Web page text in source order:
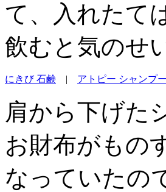
て、入れたて
飲むと気のせ
にきび 石鹸 | アトピー シャンプー
肩から下げた
お財布がもの
なっていたの